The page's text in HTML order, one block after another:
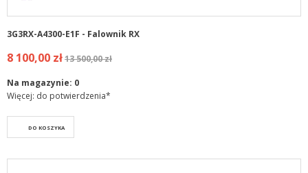
3G3RX-A4300-E1F - Falownik RX
8 100,00 zł13 500,00 zł
Na magazynie: 0
Więcej: do potwierdzenia*
DO KOSZYKA